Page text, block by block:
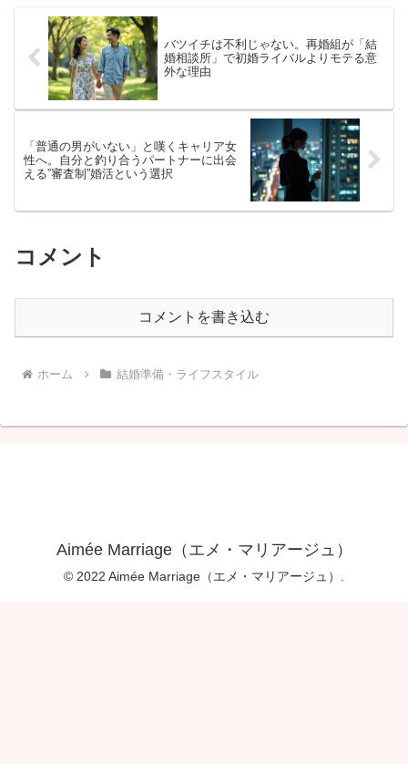
バツイチは不利じゃない。再婚組が「結
婚相談所」で初婚ライバルよりモテる意
外な理由
「普通の男がいない」と嘆くキャリア女
性へ。自分と釣り合うパートナーに出会
える”審査制”婚活という選択
コメント
コメントを書き込む
ホーム 結婚準備・ライフスタイル
Aimée Marriage（エメ・マリアージュ）
© 2022 Aimée Marriage（エメ・マリアージュ）.